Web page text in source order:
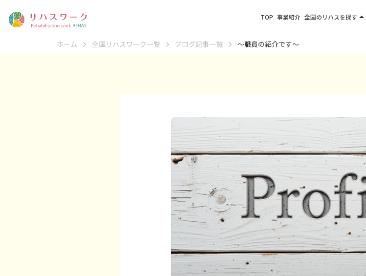
ホーム 全国リハスワーク一覧 ブログ記事一覧 ～職員の紹介です～
TOP 事業紹介 全国のリハスを探すarrow_drop_up
四国・九州エリア